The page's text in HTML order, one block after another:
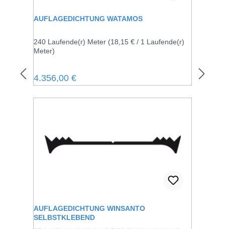
AUFLAGEDICHTUNG WATAMOS
240 Laufende(r) Meter (18,15 € / 1 Laufende(r)
Meter)
Regulärer Preis:
4.356,00 €
AUFLAGEDICHTUNG WINSANTO
SELBSTKLEBEND